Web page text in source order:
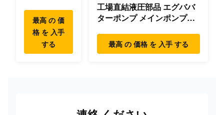
スウィング
モーター ハ
イデヤンマー
コマツー ヒ
タチ XCMG
最高 の 価
格 を 入手
する
工場直結液圧部品 エグババ
ターポンプ メインポンプエ
PC/EX/EC/DH/DX/CAAT/SH
部品
最高 の 価格 を 入手 する